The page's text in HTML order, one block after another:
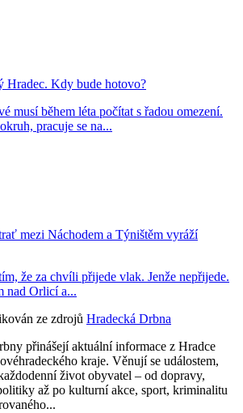
Hradec. Kdy bude hotovo?
musí během léta počítat s řadou omezení.
pracuje se na...
mezi Náchodem a Týništěm vyráží
že za chvíli přijede vlak. Jenže nepřijede.
nad Orlicí a...
ze zdrojů Hradecká Drbna
přinášejí aktuální informace z Hradce
kraje. Věnují se událostem,
život obyvatel – od dopravy,
až po kulturní akce, sport, kriminalitu